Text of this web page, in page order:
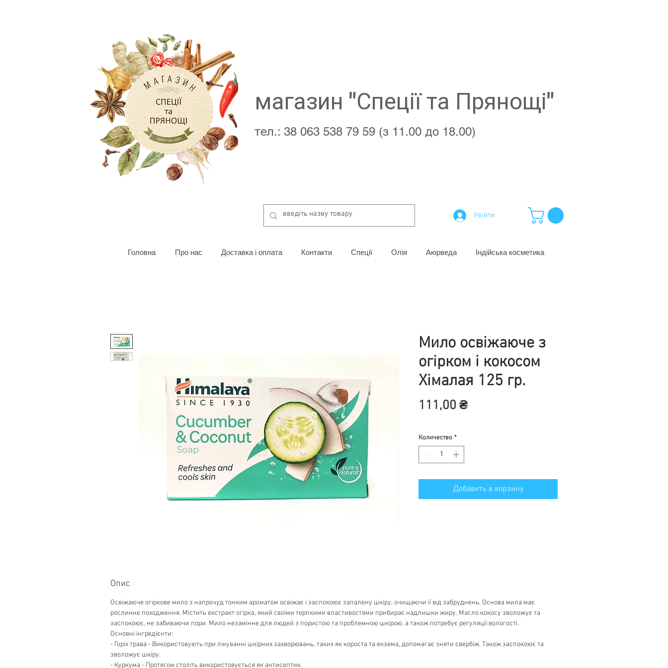
магазин "Спеції та Прянощі"
тел.: 38 063 538 79 59 (з 11.00 до 18.00)
Увійти
Головна Про нас Доставка і оплата Контакти Спеції Олія Аюрведа Індійська косметика
Мило освіжаюче з
огірком і кокосом
Хімалая 125 гр.
111,00 ₴Цена
Количество *
Добавить в корзину
Опис
Освіжаюче огіркове мило з напрочуд тонким ароматом освіжає і заспокоює запалену шкіру, очищаючи її від забруднень. Основа мила має
рослинне походження. Містить екстракт огірка, який своїми терпкими властивостями прибирає надлишки жиру. Масло кокосу зволожує та
заспокоює, не забиваючи пори. Мило незамінне для людей з пористою та проблемною шкірою, а також потребує регуляції вологості.
Основні інгредієнти:
- Горіх трава - Використовують при лікуванні шкірних захворювань, таких як короста та екзема, допомагає зняти свербіж. Також заспокоює та
зволожує шкіру.
- Куркума - Протягом століть використовується як антисептик.